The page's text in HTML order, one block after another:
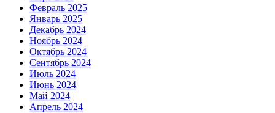
Февраль 2025
Январь 2025
Декабрь 2024
Ноябрь 2024
Октябрь 2024
Сентябрь 2024
Июль 2024
Июнь 2024
Май 2024
Апрель 2024